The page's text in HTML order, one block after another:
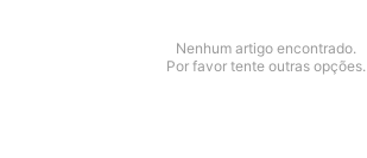
Nenhum artigo encontrado.
Por favor tente outras opções.